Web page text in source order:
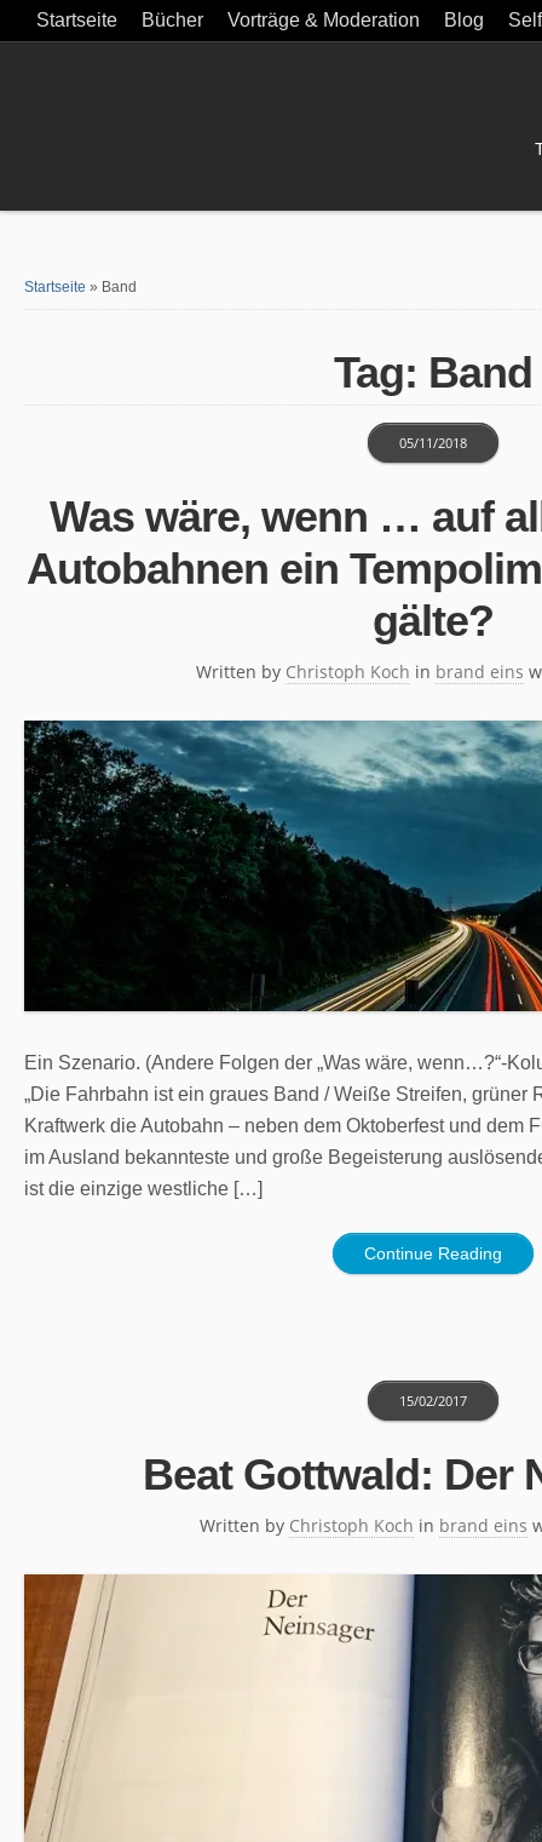
Startseite Bücher Vorträge & Moderation Blog
Startseite » Band
Tag: Band
Was wäre, wenn … auf
Autobahnen ein
gälte?
Written by Christoph Koch
05/11/2018
in brand eins
Ein Szenario. (Andere Folgen der „Was wäre, wenn…?“-
„Die Fahrbahn ist ein graues Band / Weiße Streifen, grüner
Kraftwerk die Autobahn – neben dem Oktoberfest und dem
im Ausland bekannteste und große Begeisterung
ist die einzige westliche […]
Continue Reading
Beat Gottwald: Der
Written by Christoph Koch
15/02/2017
in brand eins